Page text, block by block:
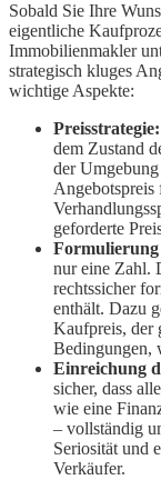
Sobald Sie Ihre
eigentliche
Immobilienmakler
strategisch kluges
wichtige Aspekte:
Preisstrategie:
dem Zustand
der
Angebotspreis
geforderte
Formulierung
nur eine Zahl.
rechtssicher
enthält. Dazu
Kaufpreis, der
Bedingungen,
Einreichung
sicher, dass
wie eine
– vollständig
Seriosität und
Verkäufer.